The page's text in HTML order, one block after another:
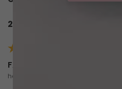
2 avaliações
FABIANA
há 10 meses